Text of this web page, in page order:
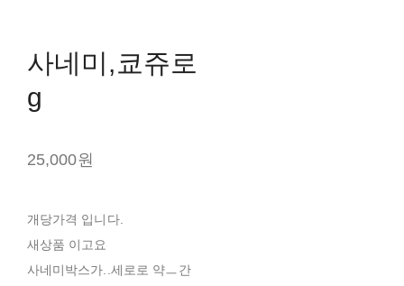
사네미,쿄쥬로
g
25,000원
개당가격 입니다.
새상품 이고요
사네미박스가..세로로 약ㅡ간